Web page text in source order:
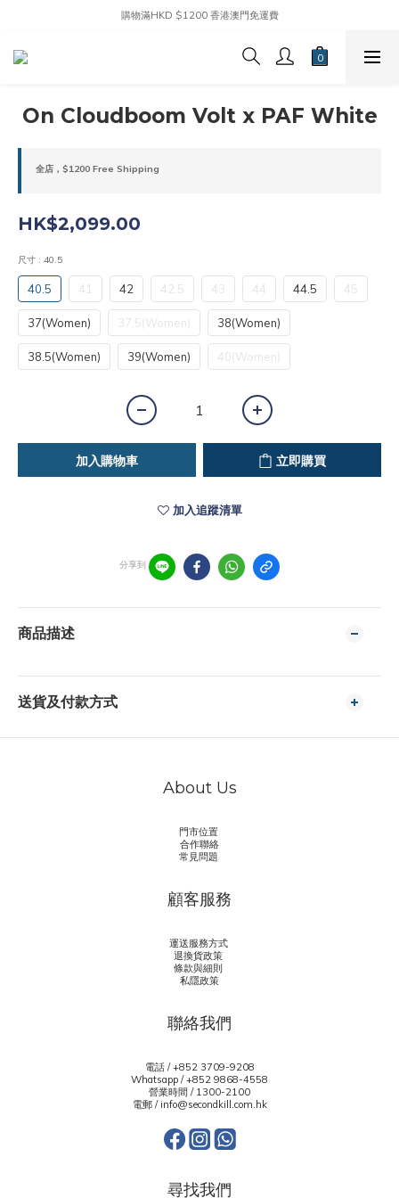
購物滿HKD $1200 香港澳門免運費
On Cloudboom Volt x PAF White
全店，$1200 Free Shipping
HK$2,099.00
尺寸 : 40.5
40.5 41 42 42.5 43 44 44.5 45
37(Women) 37.5(Women) 38(Women)
38.5(Women) 39(Women) 40(Women)
加入購物車 立即購買
加入追蹤清單
分享到
商品描述
送貨及付款方式
About Us
門市位置
合作聯絡
常見問題
顧客服務
運送服務方式
退換貨政策
條款與細則
私隱政策
聯絡我們
電話 / +852 3709-9208
Whatsapp /+852 9868-4558
營業時間 / 1300-2100
電郵 / info@secondkill.com.hk
尋找我們